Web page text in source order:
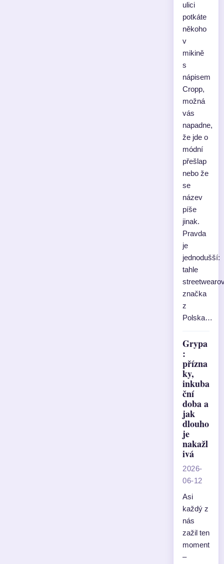
ulici
potkáte
někoho
v
mikině
s
nápisem
Cropp,
možná
vás
napadne,
že jde o
módní
přešlap
nebo že
se
název
píše
jinak.
Pravda
je
jednodušší:
tahle
značka
z
Polska…
Grypa
:
přízna
ky,
inkuba
ční
doba a
jak
dlouho
je
nakažl
ivá
2026-
06-12
Asi
každý z
nás
zažil ten
moment
–